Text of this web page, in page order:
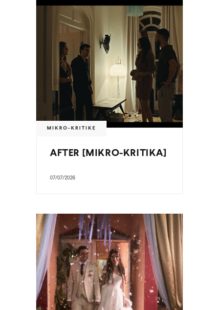
MIKRO-KRITIKE
AFTER [MIKRO-KRITIKA]
07/07/2026